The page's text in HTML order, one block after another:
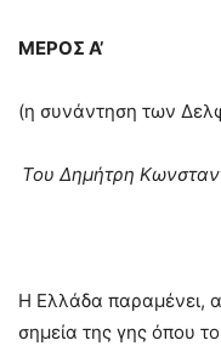
ΜΕΡΟΣ Α’
(η συνάντηση των
Του Δημήτρη
Η Ελλάδα παραμένει,
σημεία της γης όπου